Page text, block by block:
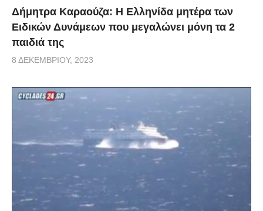
Δήμητρα Καραούζα: Η Ελληνίδα μητέρα των
Ειδικών Δυνάμεων που μεγαλώνει μόνη τα 2
παιδιά της
8 ΔΕΚΕΜΒΡΊΟΥ, 2023